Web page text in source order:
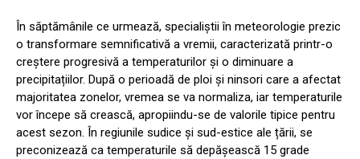
În săptămânile ce urmează, specialiștii în meteorologie prezic
o transformare semnificativă a vremii, caracterizată printr-o
creștere progresivă a temperaturilor și o diminuare a
precipitațiilor. După o perioadă de ploi și ninsori care a afectat
majoritatea zonelor, vremea se va normaliza, iar temperaturile
vor începe să crească, apropiindu-se de valorile tipice pentru
acest sezon. În regiunile sudice și sud-estice ale țării, se
preconizează ca temperaturile să depășească 15 grade